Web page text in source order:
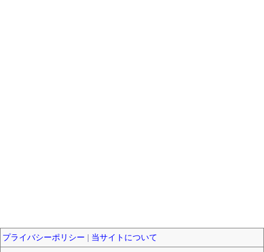
プライバシーポリシー 当サイトについて